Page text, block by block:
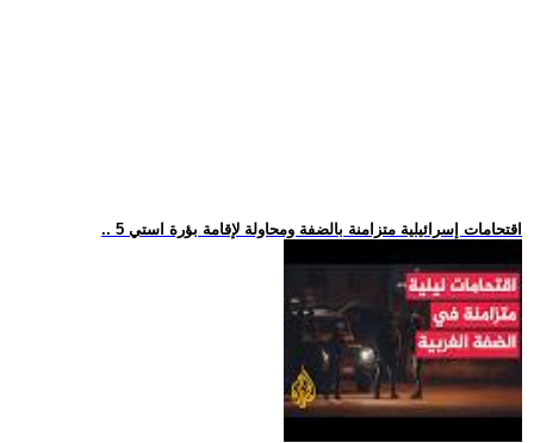
.. 5 اقتحامات إسرائيلية متزامنة بالضفة ومحاولة لإقامة بؤرة استي